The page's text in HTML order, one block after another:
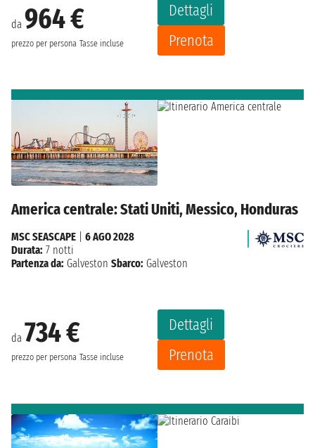
da 964 €
prezzo per persona Tasse incluse
Dettagli
Prenota
America centrale: Stati Uniti, Messico, Honduras
da 734 €
prezzo per persona Tasse incluse
Dettagli
Prenota
MSC SEASCAPE
6 AGO 2028
Durata: 7 notti
Partenza da: Galveston Sbarco: Galveston